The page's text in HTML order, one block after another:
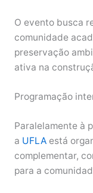
O evento busca
comunidade
preservação
ativa na
Programação
Paralelamente à
a UFLAestá
complementar,
para a